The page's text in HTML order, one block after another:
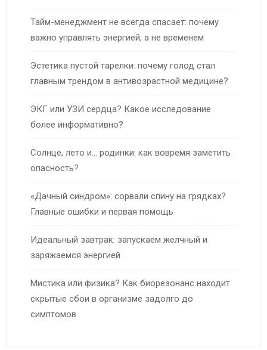
Тайм-менеджмент не всегда спасает: почему
важно управлять энергией, а не временем
Эстетика пустой тарелки: почему голод стал
главным трендом в антивозрастной медицине?
ЭКГ или УЗИ сердца? Какое исследование
более информативно?
Солнце, лето и… родинки: как вовремя заметить
опасность?
«Дачный синдром»: сорвали спину на грядках?
Главные ошибки и первая помощь
Идеальный завтрак: запускаем желчный и
заряжаемся энергией
Мистика или физика? Как биорезонанс находит
скрытые сбои в организме задолго до
симптомов